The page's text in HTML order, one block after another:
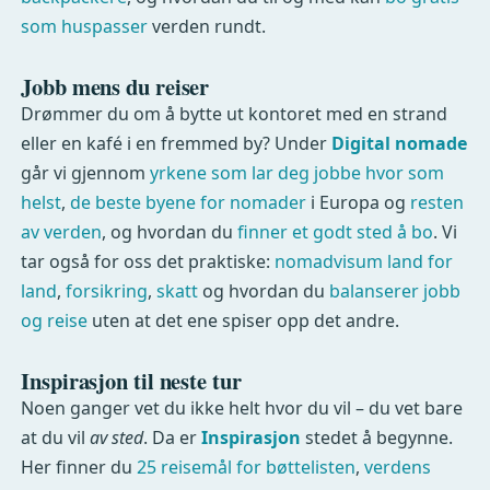
som huspasserverden rundt.
Jobb mens du reiser
Drømmer du om å bytte ut kontoret med en strand
eller en kafé i en fremmed by? Under Digital nomade
går vi gjennomyrkene som lar deg jobbe hvor som
helst,de beste byene for nomader i Europa og resten
av verden, og hvordan dufinner et godt sted å bo. Vi
tar også for oss det praktiske: nomadvisum land for
land,forsikring,skatt og hvordan du balanserer jobb
og reise uten at det ene spiser opp det andre.
Inspirasjon til neste tur
Noen ganger vet du ikke helt hvor du vil – du vet bare
at du vilav sted. Da erInspirasjon stedet å begynne.
Her finner du25 reisemål for bøttelisten,verdens